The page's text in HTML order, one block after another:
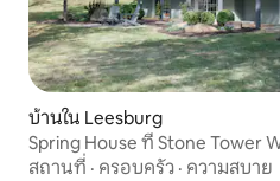
บ้านใน Leesburg
Spring House ที่ Stone Tower
สถานที่ · ครอบครัว · ความสบาย